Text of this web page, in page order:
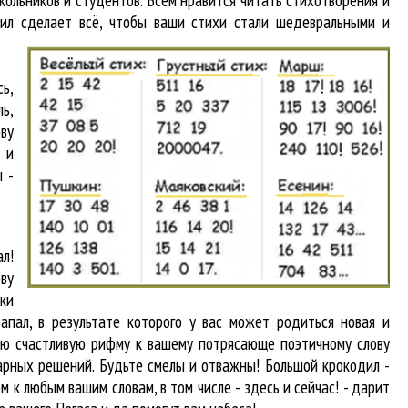
cделает всё, чтобы ваши стихи стали шедевральными и
и
-
в результате которого у вас может родиться новая и
счастливую рифму к вашему потрясающе поэтичному слову
решений. Будьте смелы и отважны! Большой крокодил -
к любым вашим словам, в том числе - здесь и сейчас! - дарит